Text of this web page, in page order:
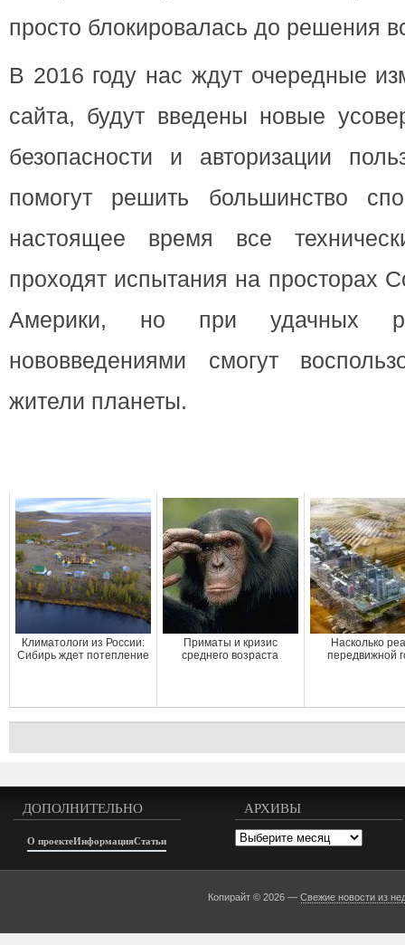
просто блокировалась до решения
В 2016 году нас ждут очередные
сайта, будут введены новые
безопасности и авторизации
помогут решить большинство
настоящее время все
проходят испытания на просторах
Америки, но при удачных
нововведениями смогут
жители планеты.
Климатологи из России:
Сибирь ждет потепление
Приматы и кризис
среднего возраста
Насколько
передвижной
ДОПОЛНИТЕЛЬНО
О проектеИнформацияСтатьи
АРХИВЫ
Архивы
Копирайт © 2026 —Свежие новости из